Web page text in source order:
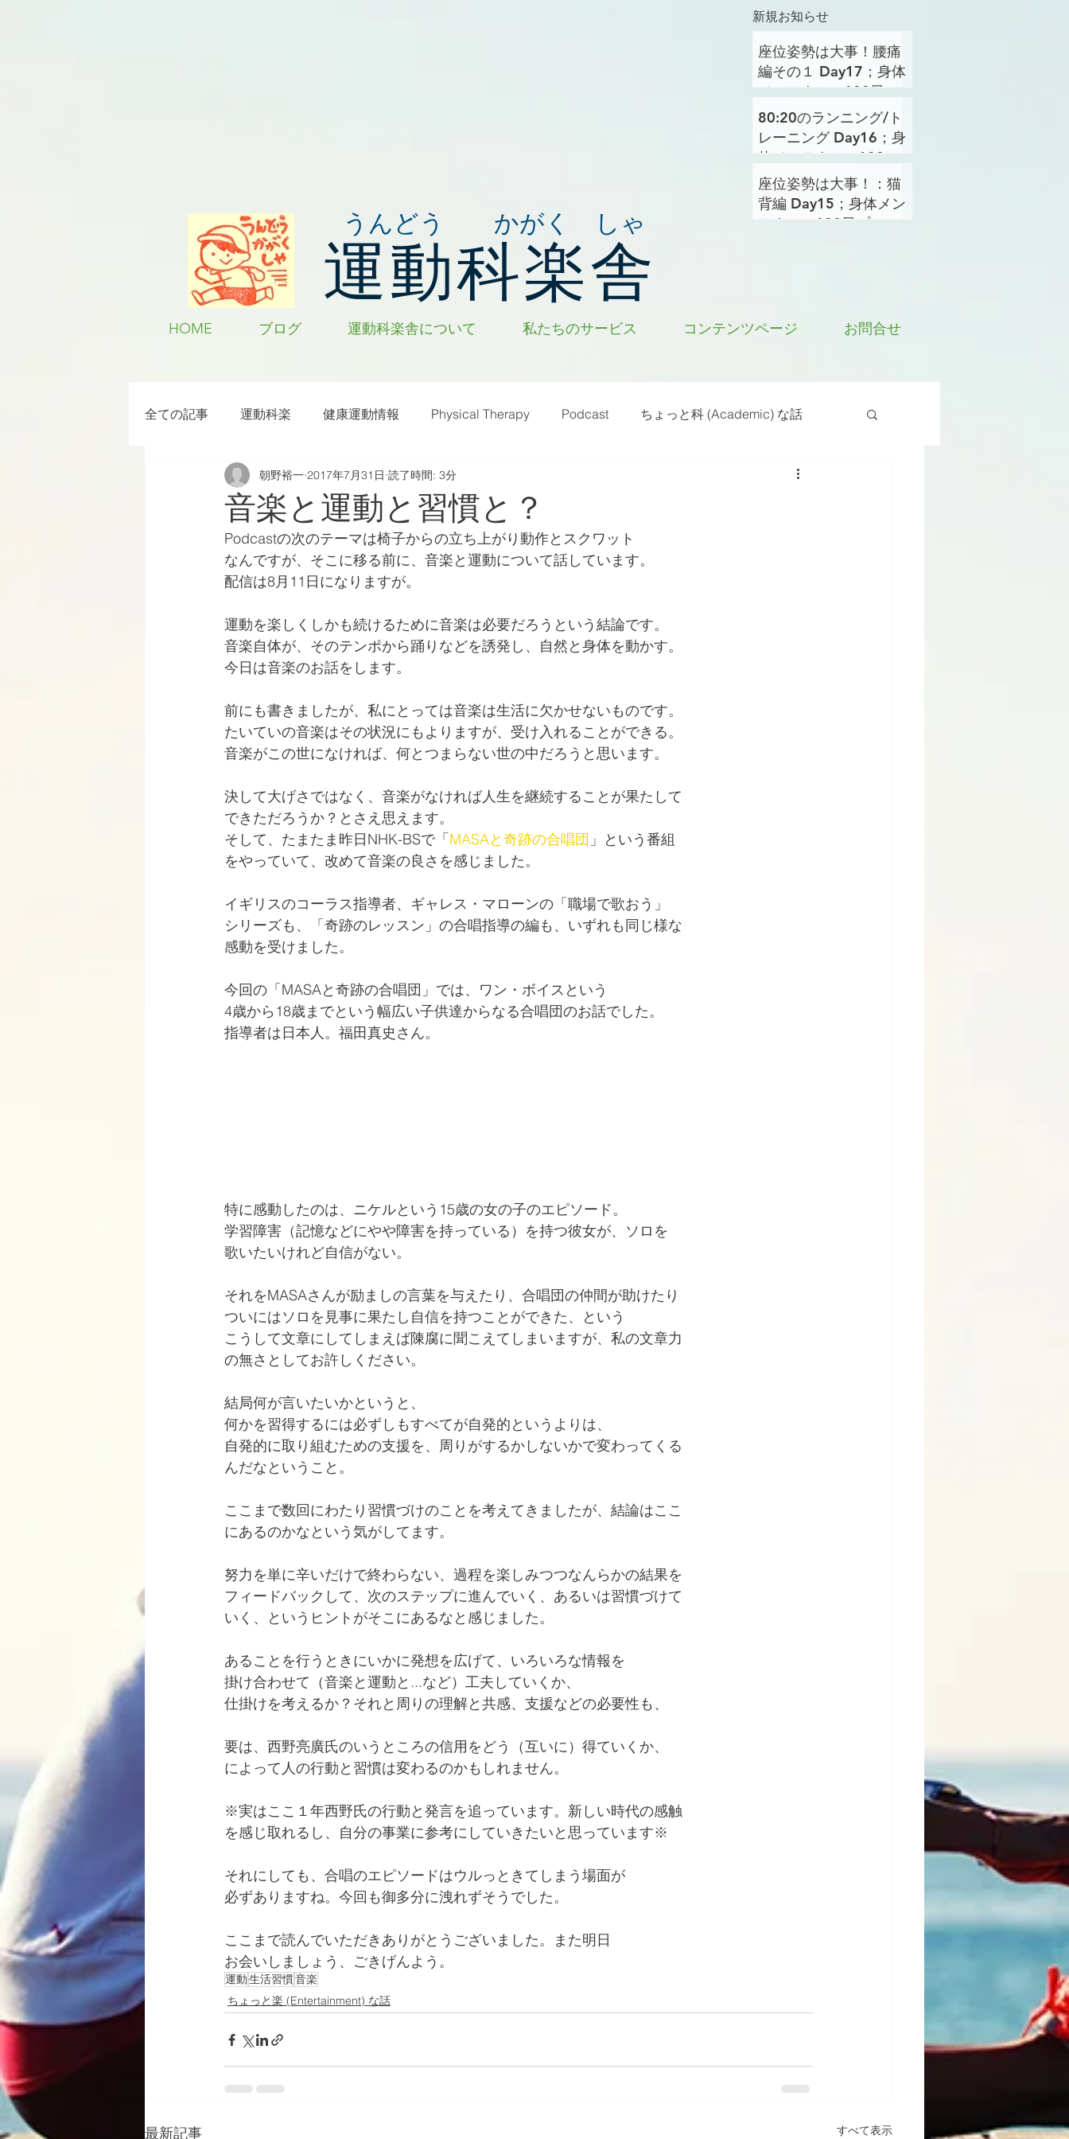
新規お知らせ
うんどう かがく しゃ
運動科楽舎
座位姿勢は大事！腰痛
編その１ Day17；身体
メンテナンス100日プ
ロジェクト
80:20のランニング/ト
レーニング Day16；身
体メンテナンス100日
プロジェクト
座位姿勢は大事！：猫
背編 Day15；身体メン
テナンス100日プロジ
HOME ブログ 運動科楽舎について 私たちのサービス コンテンツページ お問合せ
全ての記事 運動科楽 健康運動情報 Physical Therapy Podcast ちょっと科 (Academic) な話
ちょっと楽 (Entertainment) な話 雑感その他
RWC2019 ラグビー カラダフリー 身体運動 姿勢 バランス
音楽と運動と習慣と？
朝野裕一 2017年7月31日 読了時間: 3分
Podcastの次のテーマは椅子からの立ち上がり動作とスクワット
なんですが、そこに移る前に、音楽と運動について話しています。
配信は8月11日になりますが。
運動を楽しくしかも続けるために音楽は必要だろうという結論です。
音楽自体が、そのテンポから踊りなどを誘発し、自然と身体を動かす。
今日は音楽のお話をします。
前にも書きましたが、私にとっては音楽は生活に欠かせないものです。
たいていの音楽はその状況にもよりますが、受け入れることができる。
音楽がこの世になければ、何とつまらない世の中だろうと思います。
決して大げさではなく、音楽がなければ人生を継続することが果たして
できただろうか？とさえ思えます。
そして、たまたま昨日NHK-BSで「MASAと奇跡の合唱団 」という番組
をやっていて、改めて音楽の良さを感じました。
イギリスのコーラス指導者、ギャレス・マローンの「職場で歌おう」
シリーズも、「奇跡のレッスン」の合唱指導の編も、いずれも同じ様な
感動を受けました。
今回の「MASAと奇跡の合唱団」では、ワン・ボイスという
4歳から18歳までという幅広い子供達からなる合唱団のお話でした。
指導者は日本人。福田真史さん。
特に感動したのは、ニケルという15歳の女の子のエピソード。
学習障害（記憶などにやや障害を持っている）を持つ彼女が、ソロを
歌いたいけれど自信がない。
それをMASAさんが励ましの言葉を与えたり、合唱団の仲間が助けたり
ついにはソロを見事に果たし自信を持つことができた、という
こうして文章にしてしまえば陳腐に聞こえてしまいますが、私の文章力
の無さとしてお許しください。
結局何が言いたいかというと、
何かを習得するには必ずしもすべてが自発的というよりは、
自発的に取り組むための支援を、周りがするかしないかで変わってくる
んだなということ。
ここまで数回にわたり習慣づけのことを考えてきましたが、結論はここ
にあるのかなという気がしてます。
努力を単に辛いだけで終わらない、過程を楽しみつつなんらかの結果を
フィードバックして、次のステップに進んでいく、あるいは習慣づけて
いく、というヒントがそこにあるなと感じました。
あることを行うときにいかに発想を広げて、いろいろな情報を
掛け合わせて（音楽と運動と...など）工夫していくか、
仕掛けを考えるか？それと周りの理解と共感、支援などの必要性も、
要は、西野亮廣氏のいうところの信用をどう（互いに）得ていくか、
によって人の行動と習慣は変わるのかもしれません。
※実はここ１年西野氏の行動と発言を追っています。新しい時代の感触
を感じ取れるし、自分の事業に参考にしていきたいと思っています※
それにしても、合唱のエピソードはウルっときてしまう場面が
必ずありますね。今回も御多分に洩れずそうでした。
ここまで読んでいただきありがとうございました。また明日
お会いしましょう、ごきげんよう。
運動生活習慣音楽
ちょっと楽 (Entertainment) な話
最新記事 すべて表示